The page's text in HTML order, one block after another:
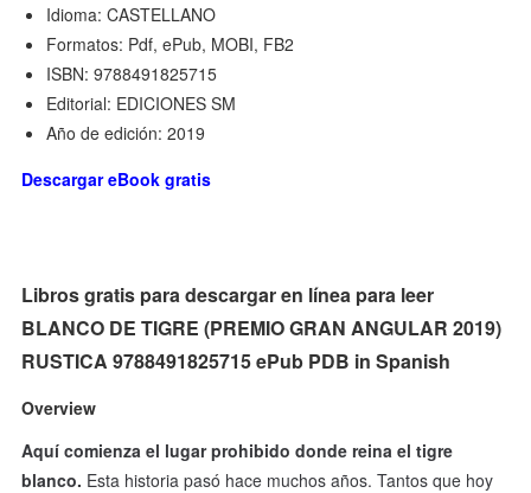
Idioma: CASTELLANO
Formatos: Pdf, ePub, MOBI, FB2
ISBN: 9788491825715
Editorial: EDICIONES SM
Año de edición: 2019
Descargar eBook gratis
Libros gratis para descargar en línea para leer
BLANCO DE TIGRE (PREMIO GRAN ANGULAR 2019)
RUSTICA 9788491825715 ePub PDB in Spanish
Overview
Aquí comienza el lugar prohibido donde reina el tigre
blanco. Esta historia pasó hace muchos años. Tantos que hoy